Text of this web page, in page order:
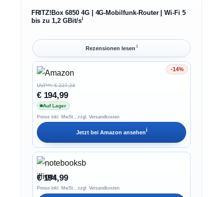
FRITZ!Box 6850 4G | 4G-Mobilfunk-Router | Wi-Fi 5
bis zu 1,2 GBit/sℹ︎
Rezensionen lesen ℹ︎
-14%
Ersparnis 14%
UVP**: € 227,23
€ 194,99
Auf Lager
Preise inkl. MwSt., zzgl. Versandkosten
Jetzt bei Amazon ansehenℹ︎
€ 194,99
Preise inkl. MwSt., zzgl. Versandkosten